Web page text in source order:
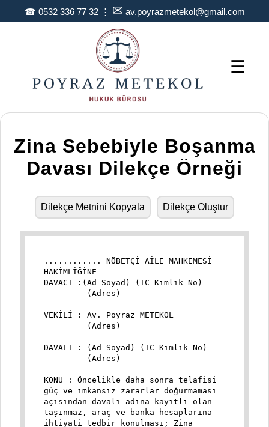
☎ 0532 336 77 32⋮ ✉ av.poyrazmetekol@gmail.com
☰
Zina Sebebiyle Boşanma
Davası Dilekçe Örneği
Dilekçe Metnini Kopyala Dilekçe Oluştur
............ NÖBETÇİ AİLE MAHKEMESİ
HAKİMLİĞİNE
DAVACI :(Ad Soyad) (TC Kimlik No)
(Adres)
VEKİLİ : Av. Poyraz METEKOL
(Adres)
DAVALI : (Ad Soyad) (TC Kimlik No)
(Adres)
KONU : Öncelikle daha sonra telafisi
güç ve imkansız zararlar doğurmaması
açısından davalı adına kayıtlı olan
taşınmaz, araç ve banka hesaplarına
ihtiyati tedbir konulması; Zina